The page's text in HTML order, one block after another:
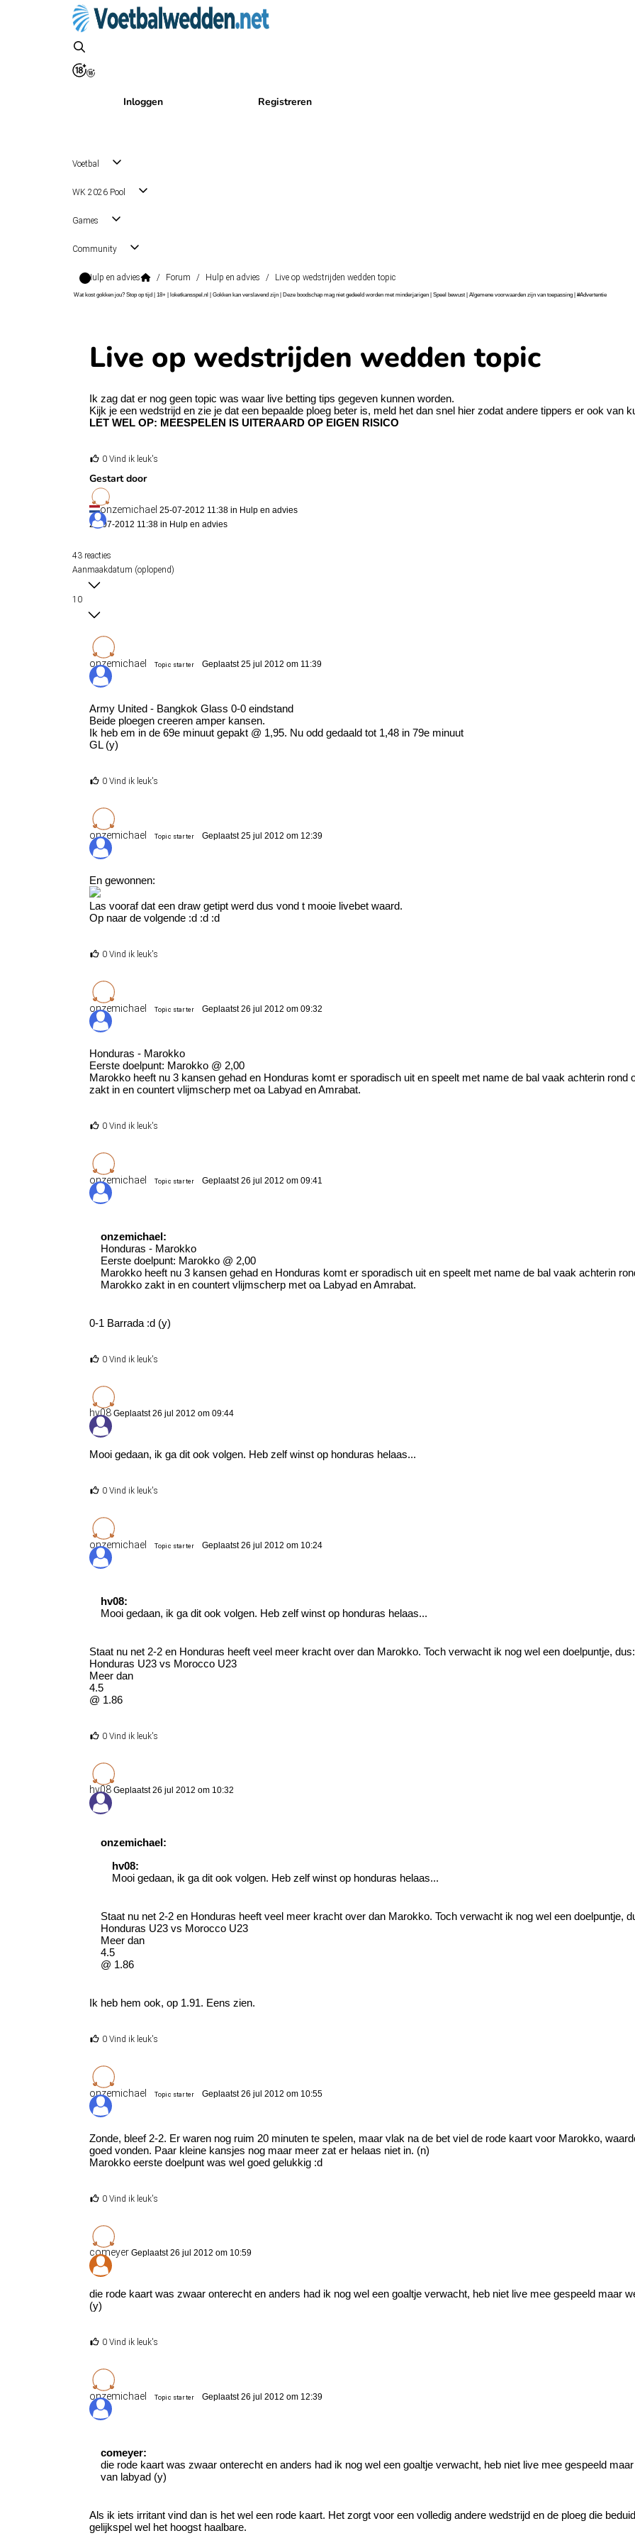
Inloggen Registreren
Voetbal
WK 2026 Pool
Games
Community
Hulp en advies / Forum / Hulp en advies / Live op wedstrijden wedden topic
Wat kost gokken jou? Stop op tijd | 18+ | loketkansspel.nl | Gokken kan verslavend zijn | Deze boodschap mag niet gedeeld worden met minderjarigen | Speel bewust | Algemene voorwaarden zijn van toepassing | #Advertentie
Live op wedstrijden wedden topic
Ik zag dat er nog geen topic was waar live betting tips gegeven kunnen worden.
Kijk je een wedstrijd en zie je dat een bepaalde ploeg beter is, meld het dan snel hier zodat andere tippers er ook van
LET WEL OP: MEESPELEN IS UITERAARD OP EIGEN RISICO
0 Vind ik leuk's
Gestart door
onzemichael 25-07-2012 11:38 in Hulp en advies
25-07-2012 11:38 in Hulp en advies
43 reacties
Aanmaakdatum (oplopend)
10
onzemichael Topic starter Geplaatst 25 jul 2012 om 11:39
Army United - Bangkok Glass 0-0 eindstand
Beide ploegen creeren amper kansen.
Ik heb em in de 69e minuut gepakt @ 1,95. Nu odd gedaald tot 1,48 in 79e minuut
GL (y)
0 Vind ik leuk's
onzemichael Topic starter Geplaatst 25 jul 2012 om 12:39
En gewonnen:
Las vooraf dat een draw getipt werd dus vond t mooie livebet waard.
Op naar de volgende :d :d :d
0 Vind ik leuk's
onzemichael Topic starter Geplaatst 26 jul 2012 om 09:32
Honduras - Marokko
Eerste doelpunt: Marokko @ 2,00
Marokko heeft nu 3 kansen gehad en Honduras komt er sporadisch uit en speelt met name de bal vaak achterin rond
zakt in en countert vlijmscherp met oa Labyad en Amrabat.
0 Vind ik leuk's
onzemichael Topic starter Geplaatst 26 jul 2012 om 09:41
onzemichael:
Honduras - Marokko
Eerste doelpunt: Marokko @ 2,00
Marokko heeft nu 3 kansen gehad en Honduras komt er sporadisch uit en speelt met name de bal vaak achterin
Marokko zakt in en countert vlijmscherp met oa Labyad en Amrabat.
0-1 Barrada :d (y)
0 Vind ik leuk's
hv08 Geplaatst 26 jul 2012 om 09:44
Mooi gedaan, ik ga dit ook volgen. Heb zelf winst op honduras helaas...
0 Vind ik leuk's
onzemichael Topic starter Geplaatst 26 jul 2012 om 10:24
hv08:
Mooi gedaan, ik ga dit ook volgen. Heb zelf winst op honduras helaas...
Staat nu net 2-2 en Honduras heeft veel meer kracht over dan Marokko. Toch verwacht ik nog wel een doelpuntje, dus:
Honduras U23 vs Morocco U23
Meer dan
4.5
@ 1.86
0 Vind ik leuk's
hv08 Geplaatst 26 jul 2012 om 10:32
onzemichael:
hv08:
Mooi gedaan, ik ga dit ook volgen. Heb zelf winst op honduras helaas...
Staat nu net 2-2 en Honduras heeft veel meer kracht over dan Marokko. Toch verwacht ik nog wel een doelpuntje,
Honduras U23 vs Morocco U23
Meer dan
4.5
@ 1.86
Ik heb hem ook, op 1.91. Eens zien.
0 Vind ik leuk's
onzemichael Topic starter Geplaatst 26 jul 2012 om 10:55
Zonde, bleef 2-2. Er waren nog ruim 20 minuten te spelen, maar vlak na de bet viel de rode kaart voor Marokko,
goed vonden. Paar kleine kansjes nog maar meer zat er helaas niet in. (n)
Marokko eerste doelpunt was wel goed gelukkig :d
0 Vind ik leuk's
comeyer Geplaatst 26 jul 2012 om 10:59
die rode kaart was zwaar onterecht en anders had ik nog wel een goaltje verwacht, heb niet live mee gespeeld maar
(y)
0 Vind ik leuk's
onzemichael Topic starter Geplaatst 26 jul 2012 om 12:39
comeyer:
die rode kaart was zwaar onterecht en anders had ik nog wel een goaltje verwacht, heb niet live mee gespeeld
van labyad (y)
Als ik iets irritant vind dan is het wel een rode kaart. Het zorgt voor een volledig andere wedstrijd en de ploeg die
gelijkspel wel het hoogst haalbare.